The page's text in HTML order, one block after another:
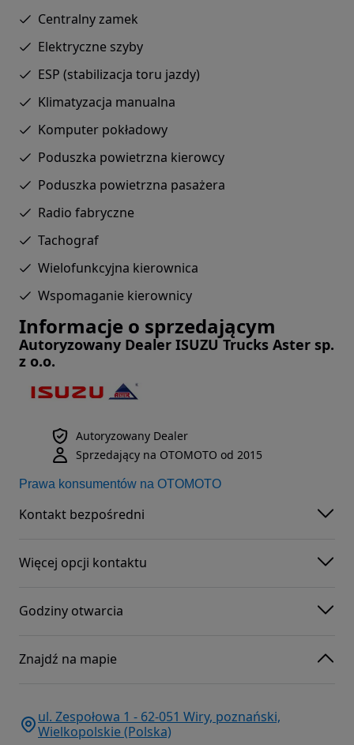
Centralny zamek
Elektryczne szyby
ESP (stabilizacja toru jazdy)
Klimatyzacja manualna
Komputer pokładowy
Poduszka powietrzna kierowcy
Poduszka powietrzna pasażera
Radio fabryczne
Tachograf
Wielofunkcyjna kierownica
Wspomaganie kierownicy
Informacje o sprzedającym
Autoryzowany Dealer ISUZU Trucks Aster sp.
z o.o.
Autoryzowany Dealer
Sprzedający na OTOMOTO od 2015
Prawa konsumentów na OTOMOTO
Kontakt bezpośredni
Więcej opcji kontaktu
Godziny otwarcia
Znajdź na mapie
ul. Zespołowa 1 - 62-051 Wiry, poznański,
Wielkopolskie (Polska)